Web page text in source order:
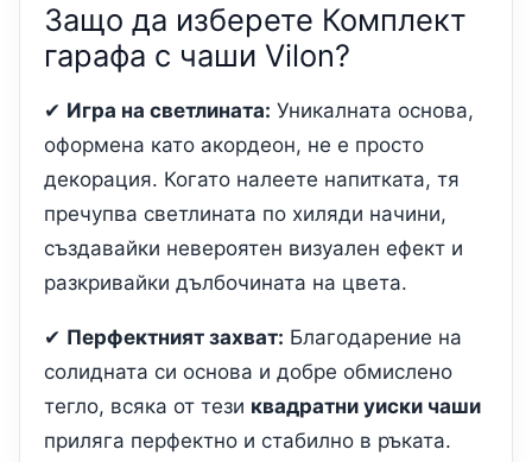
Защо да изберете Комплект
гарафа с чаши Vilon?
✔ Игра на светлината: Уникалната основа,
оформена като акордеон, не е просто
декорация. Когато налеете напитката, тя
пречупва светлината по хиляди начини,
създавайки невероятен визуален ефект и
разкривайки дълбочината на цвета.
✔ Перфектният захват: Благодарение на
солидната си основа и добре обмислено
тегло, всяка от тези квадратни уиски чаши
приляга перфектно и стабилно в ръката.